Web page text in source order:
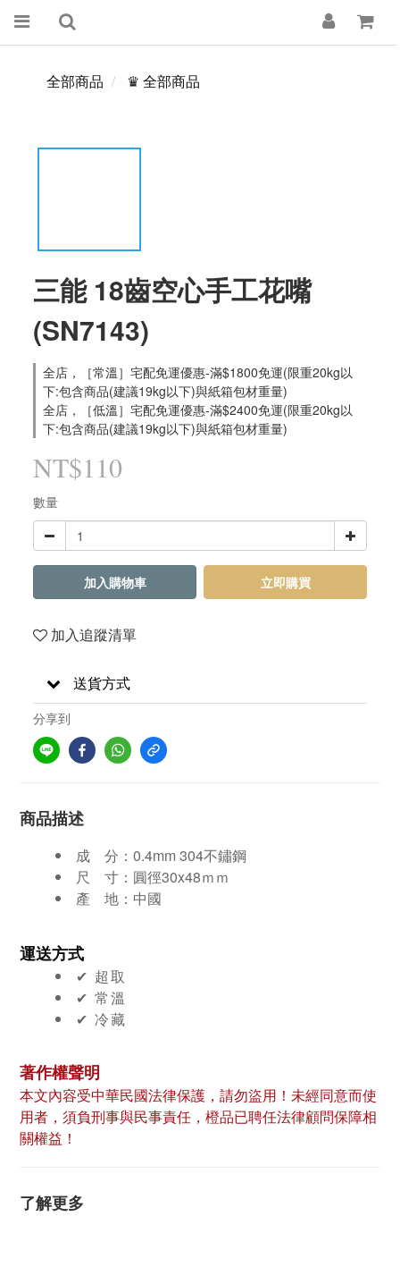
全部商品 ♛ 全部商品
三能 18齒空心手工花嘴
(SN7143)
全店，［常溫］宅配免運優惠-滿$1800免運(限重20kg以
下:包含商品(建議19kg以下)與紙箱包材重量)
全店，［低溫］宅配免運優惠-滿$2400免運(限重20kg以
下:包含商品(建議19kg以下)與紙箱包材重量)
NT$110
數量
加入購物車 立即購買
加入追蹤清單
送貨方式
分享到
商品描述
成 分： 0.4mm 304不鏽鋼
尺
寸： 圓徑30x48ｍｍ
產
地：中國
運送方式
✔︎ 超取
✔︎ 常溫
✔︎ 冷藏
著作權聲明
本文內容受中華民國法律保護，請勿盜用！未經同意而使
用者，須負刑事與民事責任，橙品已聘任法律顧問保障相
關權益！
了解更多